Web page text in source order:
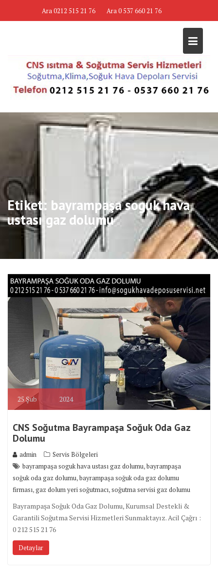
Ara 0212 515 21 76 Ara 0 537 660 21 76
Etiket: bayrampaşa soguk hava
ustası gaz dolumu
25 Şub 2024
CNS Soğutma Bayrampaşa Soğuk Oda Gaz
Dolumu
admin
Servis Bölgeleri
bayrampaşa soguk hava ustası gaz dolumu,bayrampaşa
soğuk oda gaz dolumu,bayrampaşa soğuk oda gaz dolumu
firması,gaz dolum yeri soğutmacı,soğutma servisi gaz dolumu
Bayrampaşa Soğuk Oda Gaz Dolumu, Kurumsal Destekli &
Garantili Soğutma Servisi Hizmetleri Sunmaktayız. Acil Çağrı :
0 212 515 21 76
Detaylar